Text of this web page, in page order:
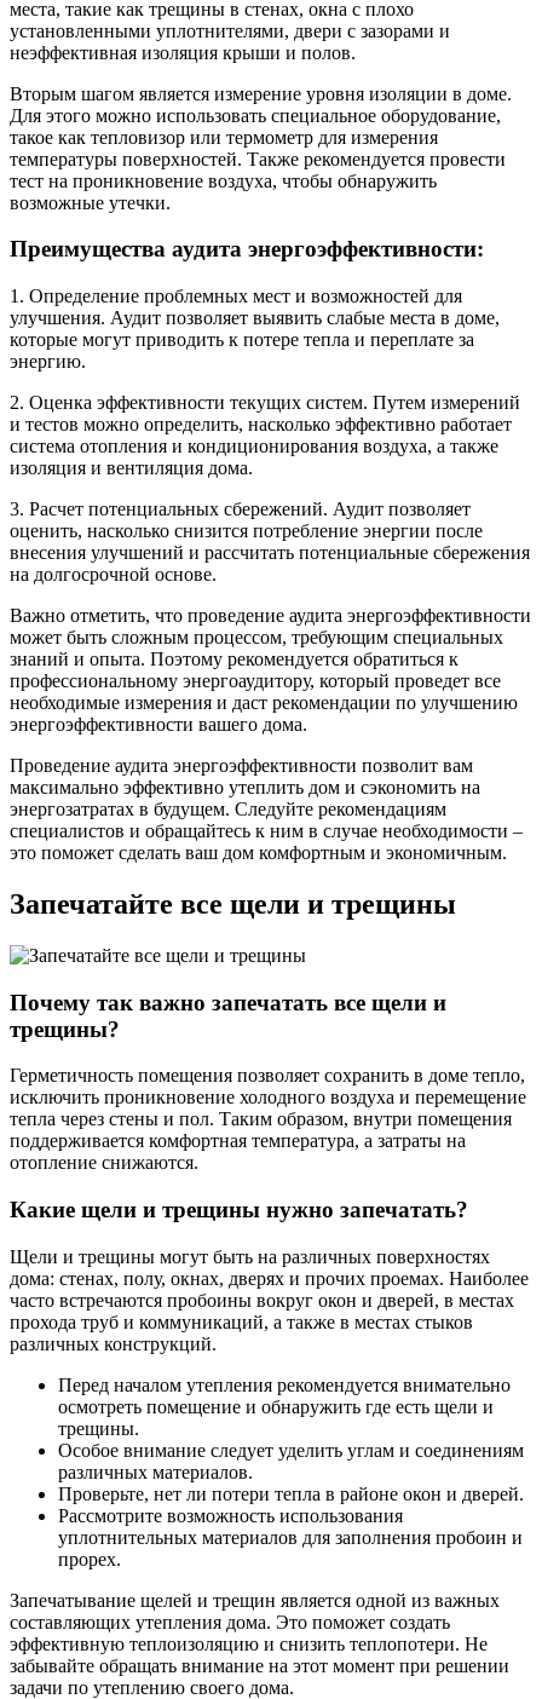
места, такие как трещины в стенах, окна с плохо
установленными уплотнителями, двери с зазорами и
неэффективная изоляция крыши и полов.
Вторым шагом является измерение уровня изоляции в доме.
Для этого можно использовать специальное оборудование,
такое как тепловизор или термометр для измерения
температуры поверхностей. Также рекомендуется провести
тест на проникновение воздуха, чтобы обнаружить
возможные утечки.
Преимущества аудита энергоэффективности:
1. Определение проблемных мест и возможностей для
улучшения. Аудит позволяет выявить слабые места в доме,
которые могут приводить к потере тепла и переплате за
энергию.
2. Оценка эффективности текущих систем. Путем измерений
и тестов можно определить, насколько эффективно работает
система отопления и кондиционирования воздуха, а также
изоляция и вентиляция дома.
3. Расчет потенциальных сбережений. Аудит позволяет
оценить, насколько снизится потребление энергии после
внесения улучшений и рассчитать потенциальные сбережения
на долгосрочной основе.
Важно отметить, что проведение аудита энергоэффективности
может быть сложным процессом, требующим специальных
знаний и опыта. Поэтому рекомендуется обратиться к
профессиональному энергоаудитору, который проведет все
необходимые измерения и даст рекомендации по улучшению
энергоэффективности вашего дома.
Проведение аудита энергоэффективности позволит вам
максимально эффективно утеплить дом и сэкономить на
энергозатратах в будущем. Следуйте рекомендациям
специалистов и обращайтесь к ним в случае необходимости –
это поможет сделать ваш дом комфортным и экономичным.
Запечатайте все щели и трещины
Почему так важно запечатать все щели и
трещины?
Герметичность помещения позволяет сохранить в доме тепло,
исключить проникновение холодного воздуха и перемещение
тепла через стены и пол. Таким образом, внутри помещения
поддерживается комфортная температура, а затраты на
отопление снижаются.
Какие щели и трещины нужно запечатать?
Щели и трещины могут быть на различных поверхностях
дома: стенах, полу, окнах, дверях и прочих проемах. Наиболее
часто встречаются пробоины вокруг окон и дверей, в местах
прохода труб и коммуникаций, а также в местах стыков
различных конструкций.
Перед началом утепления рекомендуется внимательно
осмотреть помещение и обнаружить где есть щели и
трещины.
Особое внимание следует уделить углам и соединениям
различных материалов.
Проверьте, нет ли потери тепла в районе окон и дверей.
Рассмотрите возможность использования
уплотнительных материалов для заполнения пробоин и
прорех.
Запечатывание щелей и трещин является одной из важных
составляющих утепления дома. Это поможет создать
эффективную теплоизоляцию и снизить теплопотери. Не
забывайте обращать внимание на этот момент при решении
задачи по утеплению своего дома.